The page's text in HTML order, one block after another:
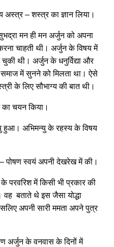
अस्त्र – शस्त्र का ज्ञान लिया।
मन ही मन अर्जुन को अपना
चाहती थी। अर्जुन के विषय में
थी। अर्जुन के धनुर्विद्या और
में सुनने को मिलता था। ऐसे
के लिए सौभाग्य की बात थी।
चयन किया।
हुआ। अभिमन्यु के रहस्य के विषय
पोषण स्वयं अपनी देखरेख में की।
परवरिश में किसी भी प्रकार की
बताते थे इस जैसा योद्धा
अपनी सारी ममता अपने पुत्र
अर्जुन के वनवास के दिनों में